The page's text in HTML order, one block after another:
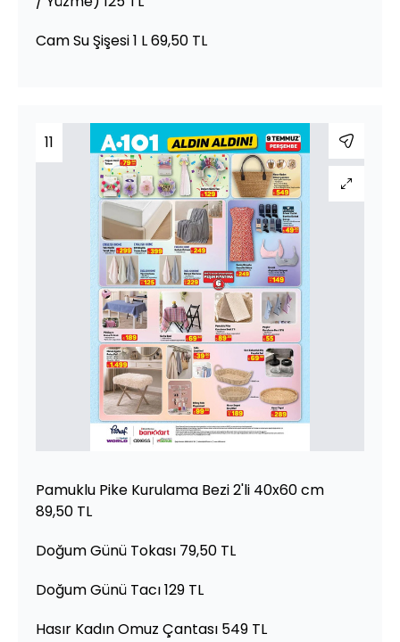
Cam Su Şişesi 1 L 69,50 TL
11
Pamuklu Pike Kurulama Bezi 2'li 40x60 cm
89,50 TL
Doğum Günü Tokası 79,50 TL
Doğum Günü Tacı 129 TL
Hasır Kadın Omuz Çantası 549 TL